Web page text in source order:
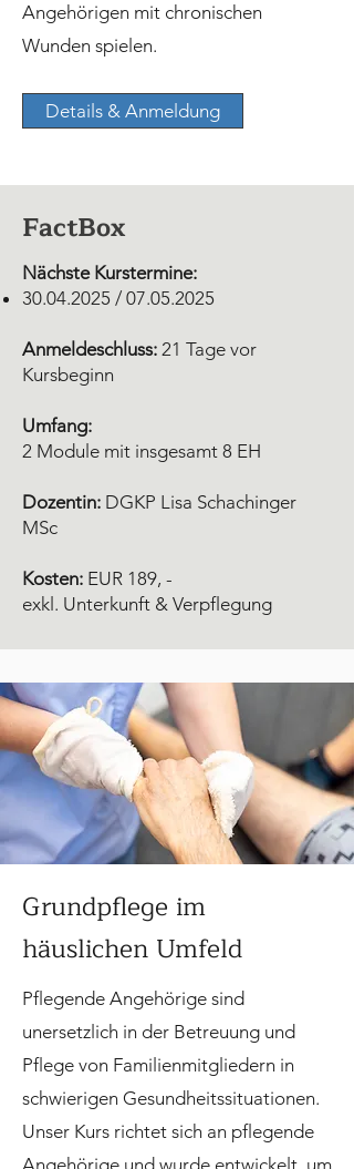
Angehörigen mit chronischen
Wunden spielen.
Details & Anmeldung
FactBox
Nächste Kurstermine:
30.04.2025 / 07.05.2025
Anmeldeschluss: 21 Tage vor
Kursbeginn
Umfang:
2 Module mit insgesamt 8 EH
Dozentin: DGKP Lisa Schachinger
MSc
Kosten: EUR 189, -
exkl. Unterkunft & Verpflegung
Grundpflege im
häuslichen Umfeld
Pflegende Angehörige sind
unersetzlich in der Betreuung und
Pflege von Familienmitgliedern in
schwierigen Gesundheitssituationen.
Unser Kurs richtet sich an pflegende
Angehörige und wurde entwickelt, um